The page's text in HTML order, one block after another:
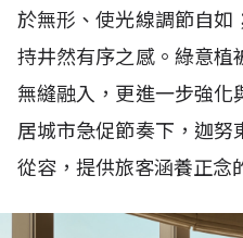
於無形、使光線調節自如
持井然有序之感。綠意植
無縫融入，更進一步強化
居城市急促節奏下，迦
從容，提供旅客涵養正念